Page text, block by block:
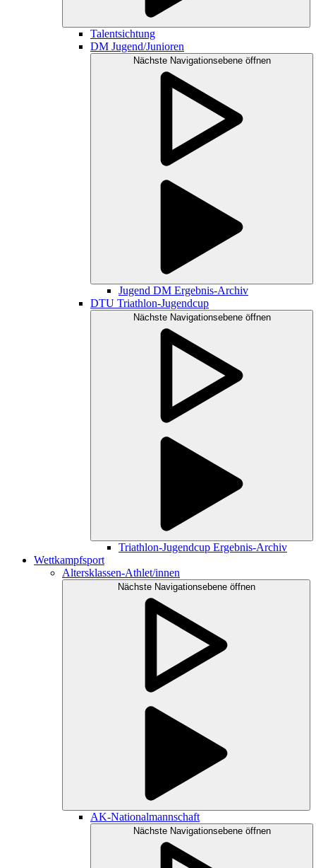
Talentsichtung
DM Jugend/Junioren
Nächste Navigationsebene öffnen
Jugend DM Ergebnis-Archiv
DTU Triathlon-Jugendcup
Nächste Navigationsebene öffnen
Triathlon-Jugendcup Ergebnis-Archiv
Wettkampfsport
Altersklassen-Athlet/innen
Nächste Navigationsebene öffnen
AK-Nationalmannschaft
Nächste Navigationsebene öffnen